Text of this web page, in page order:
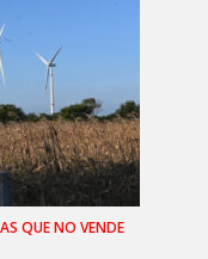
QUE NO VENDE